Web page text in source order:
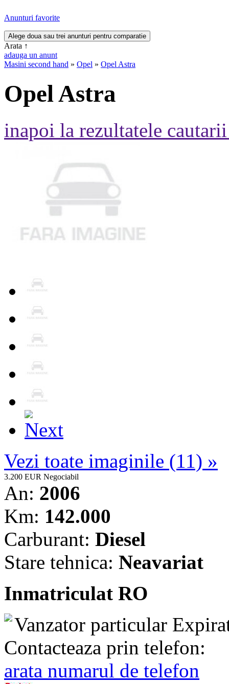
Anunturi favorite
Arata ↑
adauga un anunt
Masini second hand » Opel » Opel Astra
Opel Astra
inapoi la rezultatele
Vezi toate imaginile (11) »
3.200 EUR Negociabil
An: 2006
Km: 142.000
Carburant: Diesel
Stare tehnica: Neavariat
Inmatriculat RO
Vanzator particular
Contacteaza prin telefon:
arata numarul de telefon